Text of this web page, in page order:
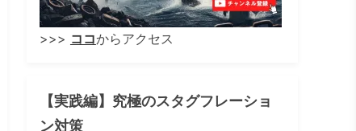
>>> ココからアクセス
【実践編】究極のスタグフレーショ
ン対策